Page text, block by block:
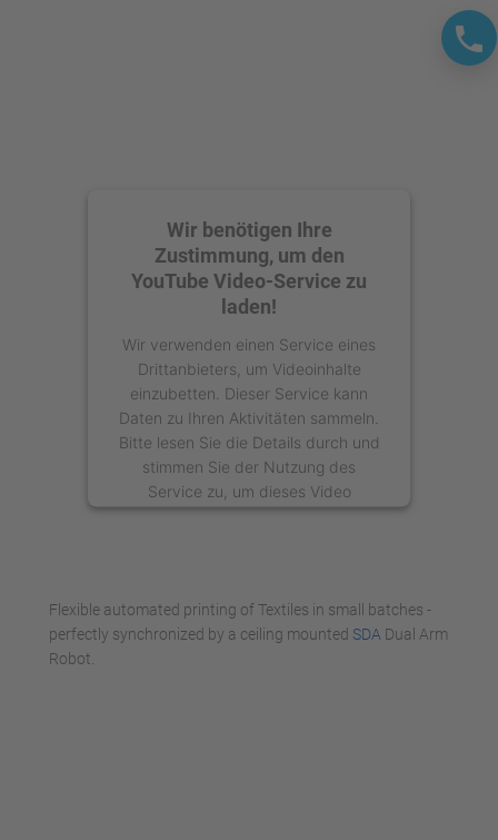
Wir benötigen Ihre
Zustimmung, um den
YouTube Video-Service zu
laden!
Wir verwenden einen Service eines
Drittanbieters, um Videoinhalte
einzubetten. Dieser Service kann
Daten zu Ihren Aktivitäten sammeln.
Bitte lesen Sie die Details durch und
stimmen Sie der Nutzung des
Service zu, um dieses Video
anzusehen.
Akzeptieren
Flexible automated printing of Textiles in small batches -
perfectly synchronized by a ceiling mounted SDA Dual Arm
Robot.